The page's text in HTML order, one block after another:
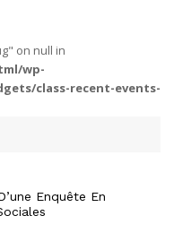
on null in
wp-
class-recent-events-
Enquête En